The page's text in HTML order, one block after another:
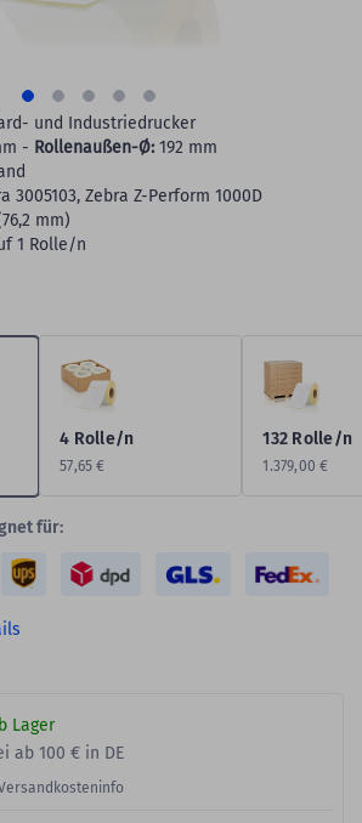
und Industriedrucker
- Rollenaußen-Ø: 192 mm
3005103, Zebra Z-Perform 1000D
mm)
1 Rolle/n
für:
4 Rolle/n
57,65 €
132 Rolle/n
1.379,00 €
Lager
ab 100 € in DE